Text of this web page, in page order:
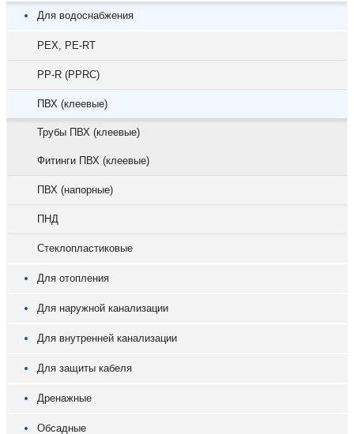
Для водоснабжения
PEX, PE-RT
PP-R (PPRC)
ПВХ (клеевые)
Трубы ПВХ (клеевые)
Фитинги ПВХ (клеевые)
ПВХ (напорные)
ПНД
Стеклопластиковые
Для отопления
Для наружной канализации
Для внутренней канализации
Для защиты кабеля
Дренажные
Обсадные